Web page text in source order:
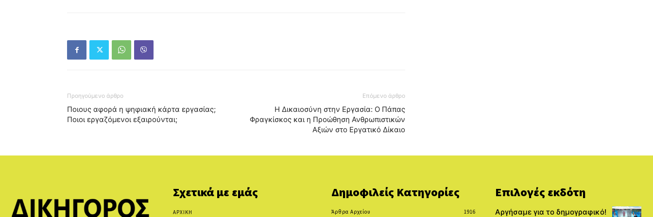
Προηγούμενο άρθρο
Ποιους αφορά η ψηφιακή κάρτα εργασίας;
Ποιοι εργαζόμενοι εξαιρούνται;
Επόμενο άρθρο
Η Δικαιοσύνη στην Εργασία: Ο Πάπας
Φραγκίσκος και η Προώθηση Ανθρωπιστικών
Αξιών στο Εργατικό Δίκαιο
Σχετικά με εμάς
ΑΡΧΙΚΗ
Δημοφιλείς Κατηγορίες
Άρθρα Αρχείου 1916
Επιλογές εκδότη
Αργήσαμε για το δημογραφικό!